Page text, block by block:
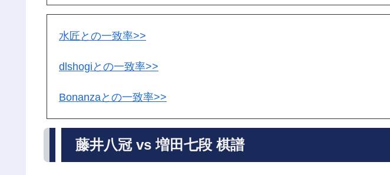
水匠との一致率>>
dlshogiとの一致率>>
Bonanzaとの一致率>>
藤井八冠 vs 増田七段 棋譜